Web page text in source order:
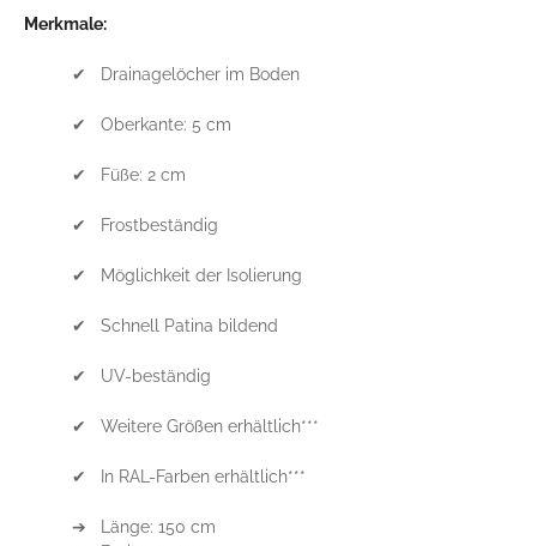
Merkmale:
✔ Drainagelöcher im Boden
✔ Oberkante: 5 cm
✔ Füße: 2 cm
✔ Frostbeständig
✔ Möglichkeit der Isolierung
✔ Schnell Patina bildend
✔ UV-beständig
✔ Weitere Größen erhältlich***
✔ In RAL-Farben erhältlich***
➔ Länge: 150 cm